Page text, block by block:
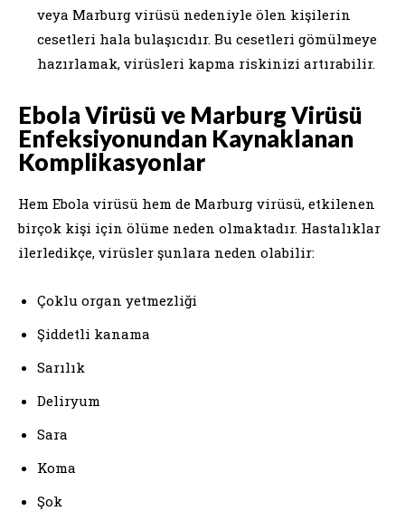
veya Marburg virüsü nedeniyle ölen kişilerin
cesetleri hala bulaşıcıdır. Bu cesetleri gömülmeye
hazırlamak, virüsleri kapma riskinizi artırabilir.
Ebola Virüsü ve Marburg Virüsü
Enfeksiyonundan Kaynaklanan
Komplikasyonlar
Hem Ebola virüsü hem de Marburg virüsü, etkilenen
birçok kişi için ölüme neden olmaktadır. Hastalıklar
ilerledikçe, virüsler şunlara neden olabilir:
Çoklu organ yetmezliği
Şiddetli kanama
Sarılık
Deliryum
Sara
Koma
Şok